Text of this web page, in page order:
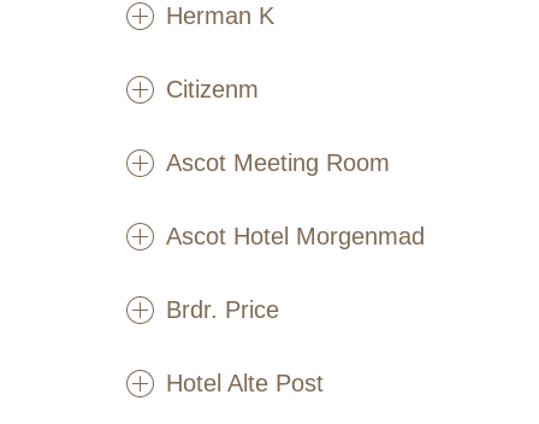
Herman K
Citizenm
Ascot Meeting Room
Ascot Hotel Morgenmad
Brdr. Price
Hotel Alte Post